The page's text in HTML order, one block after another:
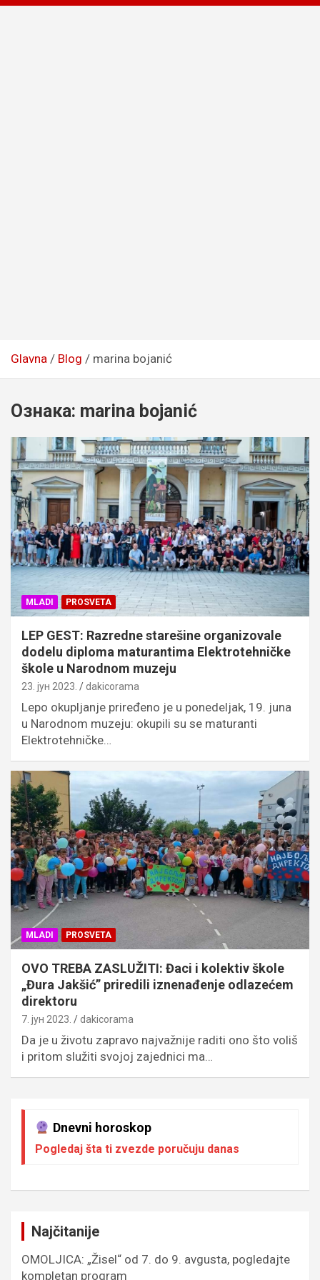
Glavna Blog marina bojanić
Ознака: marina bojanić
MLADI PROSVETA
LEP GEST: Razredne starešine organizovale
dodelu diploma maturantima Elektrotehničke
škole u Narodnom muzeju
23. јун 2023. dakicorama
Lepo okupljanje priređeno je u ponedeljak, 19. juna
u Narodnom muzeju: okupili su se maturanti
Elektrotehničke…
MLADI PROSVETA
OVO TREBA ZASLUŽITI: Đaci i kolektiv škole
„Đura Jakšić” priredili iznenađenje odlazećem
direktoru
7. јун 2023. dakicorama
Da je u životu zapravo najvažnije raditi ono što voliš
i pritom služiti svojoj zajednici ma…
Dnevni horoskop
Pogledaj šta ti zvezde poručuju danas
Najčitanije
OMOLJICA: „Žisel“ od 7. do 9. avgusta, pogledajte
kompletan program